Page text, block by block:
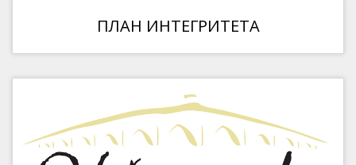
ПЛАН ИНТЕГРИТЕТА